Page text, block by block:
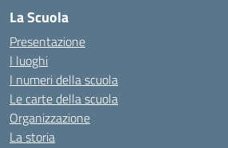
La Scuola
Presentazione
I luoghi
I numeri della scuola
Le carte della scuola
Organizzazione
La storia